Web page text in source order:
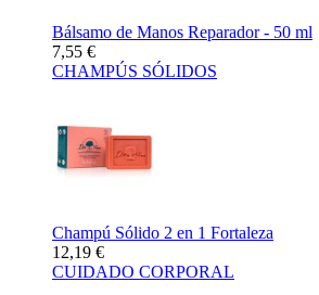
Bálsamo de Manos Reparador - 50 ml
7,55 €
CHAMPÚS SÓLIDOS
Champú Sólido 2 en 1 Fortaleza
12,19 €
CUIDADO CORPORAL